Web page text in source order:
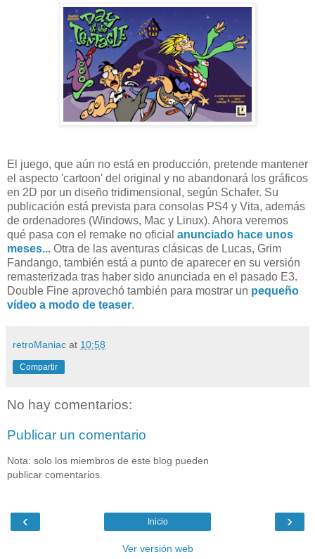
El juego, que aún no está en producción, pretende mantener
el aspecto 'cartoon' del original y no abandonará los gráficos
en 2D por un diseño tridimensional, según Schafer. Su
publicación está prevista para consolas PS4 y Vita, además
de ordenadores (Windows, Mac y Linux). Ahora veremos
qué pasa con el remake no oficial anunciado hace unos
meses... Otra de las aventuras clásicas de Lucas, Grim
Fandango, también está a punto de aparecer en su versión
remasterizada tras haber sido anunciada en el pasado E3.
Double Fine aprovechó también para mostrar un pequeño
vídeo a modo de teaser.
retroManiac at 10:58
Compartir
No hay comentarios:
Publicar un comentario
Nota: solo los miembros de este blog pueden
publicar comentarios.
‹ ›
Inicio
Ver versión web